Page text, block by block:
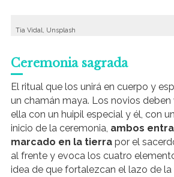
Tia Vidal, Unsplash
Ceremonia sagrada
El ritual que los unirá en cuerpo y
un chamán maya. Los novios deben
ella con un huipil especial y él, con
inicio de la ceremonia, ambos
marcado en la tierrapor el
al frente y evoca los cuatro
idea de que fortalezcan el lazo de la